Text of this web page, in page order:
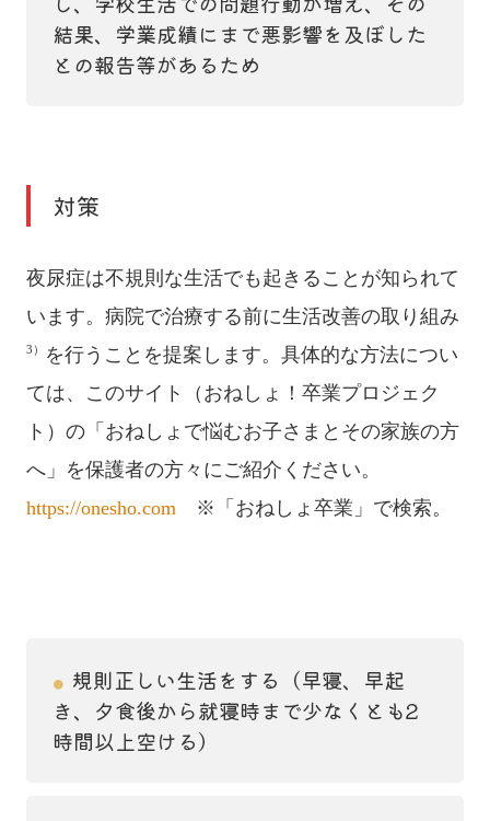
結果、学業成績にまで悪影響を及ぼした
との報告等があるため
対策
夜尿症は不規則な生活でも起きることが知られて
います。病院で治療する前に生活改善の取り組み
3）
を行うことを提案します。具体的な方法につい
ては、このサイト（おねしょ！卒業プロジェク
ト）の「おねしょで悩むお子さまとその家族の方
へ」を保護者の方々にご紹介ください。
https://onesho.com ※「おねしょ卒業」で検索。
● 規則正しい生活をする（早寝、早起
き、夕食後から就寝時まで少なくとも2
時間以上空ける）